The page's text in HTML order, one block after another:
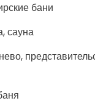
бани
сауна